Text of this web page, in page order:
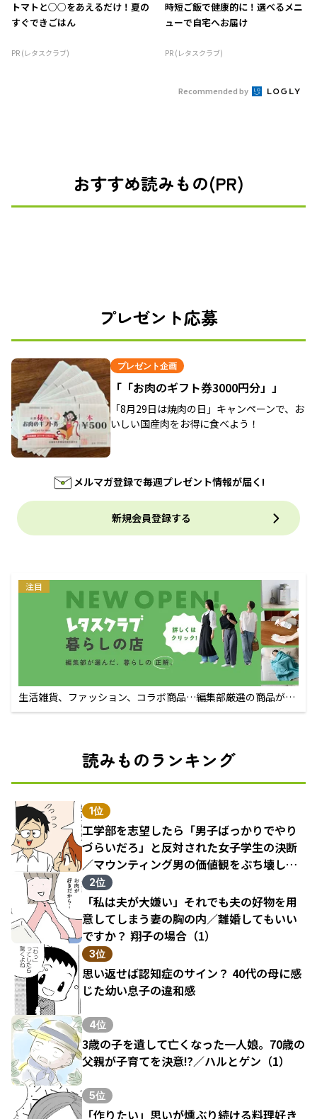
トマトと○○をあえるだけ！夏の
すぐできごはん
PR (レタスクラブ)
時短ご飯で健康的に！選べるメニ
ューで自宅へお届け
PR (レタスクラブ)
Recommended by
おすすめ読みもの(PR)
プレゼント応募
プレゼント企画
「「お肉のギフト券3000円分」」
「8月29日は焼肉の日」キャンペーンで、お
いしい国産肉をお得に食べよう！
メルマガ登録で毎週プレゼント情報が届く!
新規会員登録する
注目
生活雑貨、ファッション、コラボ商品…編集部厳選の商品が買
えるECサイト
読みものランキング
1位
工学部を志望したら「男子ばっかりでやり
づらいだろ」と反対された女子学生の決断
／マウンティング男の価値観をぶち壊した
結果（1）
2位
「私は夫が大嫌い」それでも夫の好物を用
意してしまう妻の胸の内／離婚してもいい
ですか？ 翔子の場合（1）
3位
思い返せば認知症のサイン？ 40代の母に感
じた幼い息子の違和感
4位
3歳の子を遺して亡くなった一人娘。70歳の
父親が子育てを決意!?／ハルとゲン（1）
5位
「作りたい」思いが燻ぶり続ける料理好き